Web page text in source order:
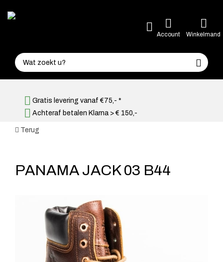
Account Winkelmand
Gratis levering vanaf €75,- *
Achteraf betalen Klarna > € 150,-
Terug
PANAMA JACK 03 B44